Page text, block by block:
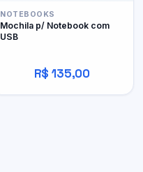
NOTEBOOKS
Mochila p/ Notebook com
USB
R$ 135,00